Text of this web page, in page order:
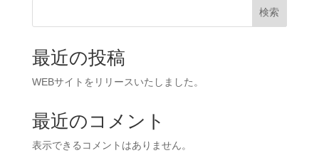
検索
最近の投稿
WEBサイトをリリースいたしました。
最近のコメント
表示できるコメントはありません。